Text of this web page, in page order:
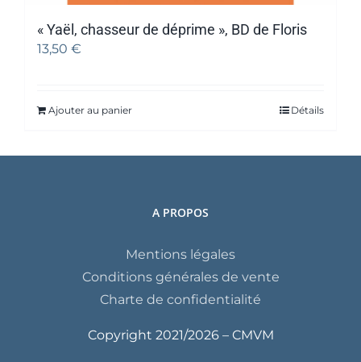
« Yaël, chasseur de déprime », BD de Floris
13,50 €
Ajouter au panier Détails
A PROPOS
Mentions légales
Conditions générales de vente
Charte de confidentialité
Copyright 2021/2026 – CMVM